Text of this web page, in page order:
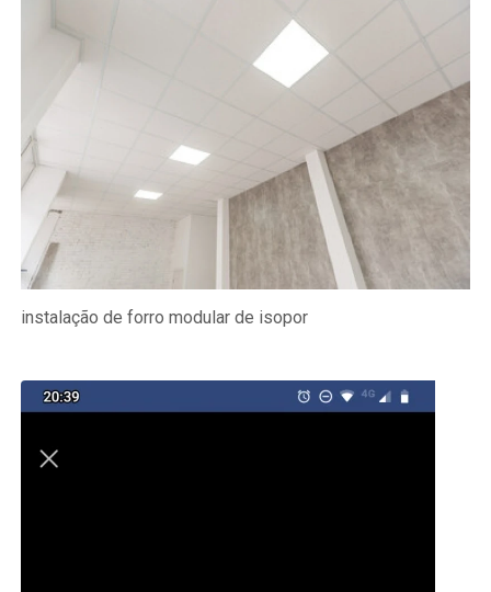
instalação de forro modular de isopor